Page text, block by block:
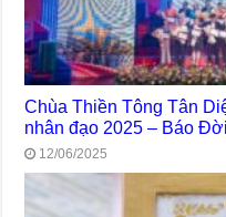
Chùa Thiền Tông Tân
nhân đạo 2025 – Báo
12/06/2025